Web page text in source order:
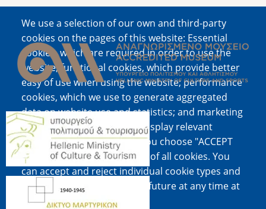
We use a selection of our own and third-party
cookies on the pages of this website: Essential
cookies, which are required in order to use the
website; functional cookies, which provide better
easy of use when using the website; performance
cookies, which we use to generate aggregated
data on website use and statistics; and marketing
cookies, which are used to display relevant
content and advertising. If you choose "ACCEPT
ALL", you consent to the use of all cookies. You
can accept and reject individual cookie types and
revoke your consent for the future at any time at
"Settings".
Image
Image
Image